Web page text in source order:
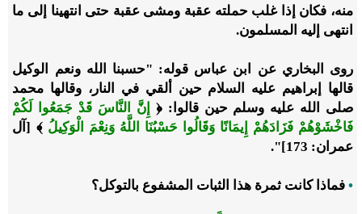
منه، فكان إذا غلب حملته عقبة ومشى عقبة حتى انتهينا إلى ما
انتهى إليه المسلمون.
روى البخاري عن ابن عباس قوله: "حسبنا الله ونعم الوكيل
قالها إبراهيم عليه السلام حين ألقي في النار، وقالها محمد
صلى الله عليه وسلم حين قالوا: ﴿ إِنَّ النَّاسَ قَدْ جَمَعُوا لَكُمْ
فَاخْشَوْهُمْ فَزَادَهُمْ إِيمَانًا وَقَالُوا حَسْبُنَا اللَّهُ وَنِعْمَ الْوَكِيلُ ﴾ [آل
عمران: 173]".
• فماذا كانت ثمرة هذا الثبات المشفوع بالتوكل؟